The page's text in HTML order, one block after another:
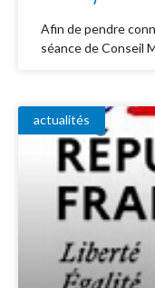
Afin de pendre
séance de Conseil
actualités